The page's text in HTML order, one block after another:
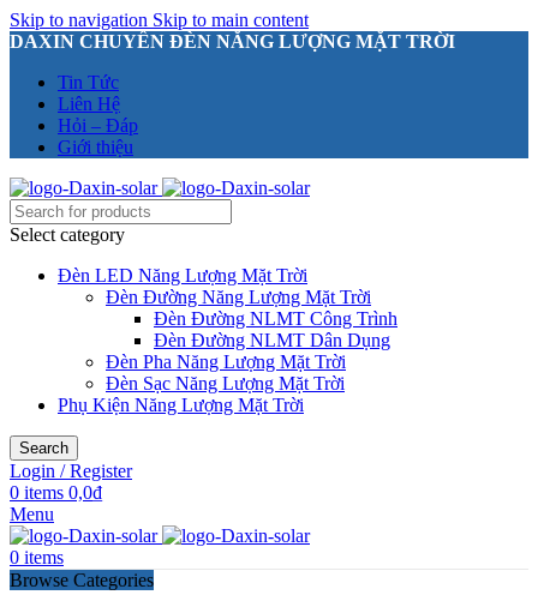
Skip to navigation Skip to main content
DAXIN CHUYÊN ĐÈN NĂNG LƯỢNG MẶT TRỜI
Tin Tức
Liên Hệ
Hỏi – Đáp
Giới thiệu
Select category
Đèn LED Năng Lượng Mặt Trời
Đèn Đường Năng Lượng Mặt Trời
Đèn Đường NLMT Công Trình
Đèn Đường NLMT Dân Dụng
Đèn Pha Năng Lượng Mặt Trời
Đèn Sạc Năng Lượng Mặt Trời
Phụ Kiện Năng Lượng Mặt Trời
Search
Login / Register
0 items 0,0₫
Menu
0 items
Browse Categories